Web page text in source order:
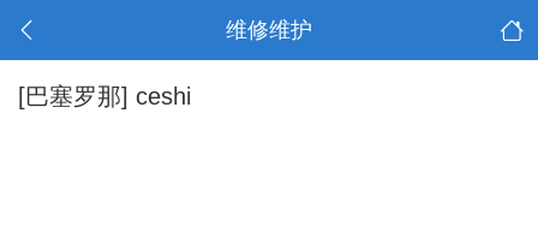
维修维护
[巴塞罗那] ceshi